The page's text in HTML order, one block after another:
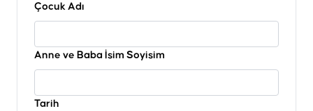
Çocuk Adı
Anne ve Baba İsim Soyisim
Tarih